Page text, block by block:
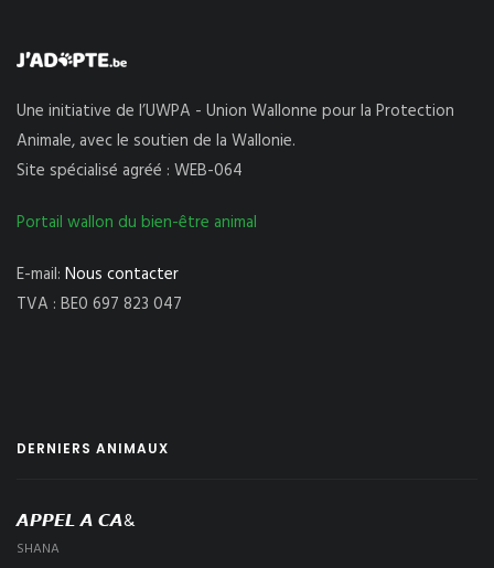
Une initiative de l’UWPA - Union Wallonne pour la Protection
Animale, avec le soutien de la Wallonie.
Site spécialisé agréé : WEB-064
Portail wallon du bien-être animal
E-mail: Nous contacter
TVA : BE0 697 823 047
DERNIERS ANIMAUX
𝘼𝙋𝙋𝙀𝙇 𝘼 𝘾𝘼&
SHANA